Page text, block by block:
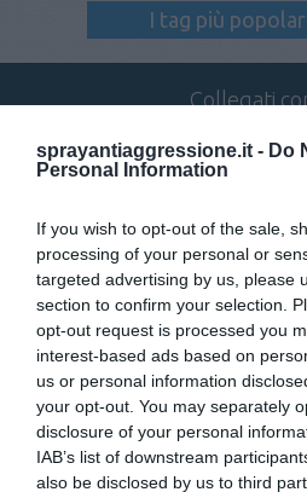
sprayantiaggressione.it - Do
Personal Information
If you wish to opt-out of the sale,
processing of your personal or
targeted advertising by us, please
section to confirm your selection.
opt-out request is processed you
interest-based ads based on
us or personal information
your opt-out. You may separately
disclosure of your personal
IAB’s list of downstream
also be disclosed by us to third
I tag più
Collegati
Iscriviti alla
080 885
IL NOSTRO